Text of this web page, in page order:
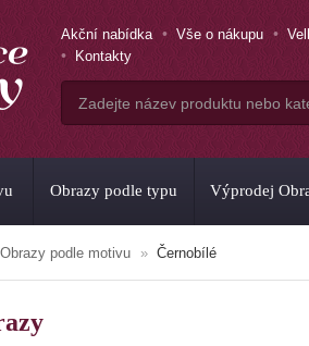
Akční nabídka Vše o nákupu
Kontakty
Obrazy podle typu Výprodej
Obrazy podle motivu Černobílé